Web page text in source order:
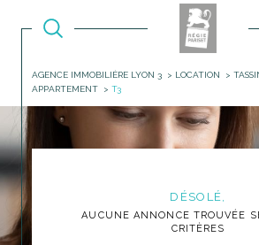
AGENCE IMMOBILIÈRE LYON 3 LOCATION
APPARTEMENT
T3
DÉSOLÉ,
AUCUNE ANNONCE TROUVÉE
CRITÈRES